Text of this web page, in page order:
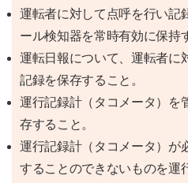
運転者に対して点呼を行い記
ール検知器を常時有効に保持
運転日報について、運転者に
記録を保存すること。
運行記録計（タコメータ）を
存すること。
運行記録計（タコメータ）が
することのできないものを運